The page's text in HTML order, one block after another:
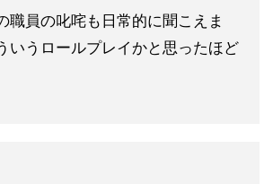
職員の叱咤も日常的に聞こえま
いうロールプレイかと思ったほど